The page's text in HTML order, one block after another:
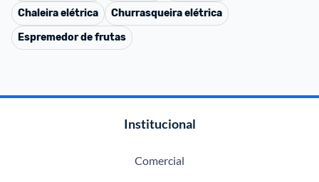
Chaleira elétrica
Churrasqueira elétrica
Espremedor de frutas
Institucional
Comercial